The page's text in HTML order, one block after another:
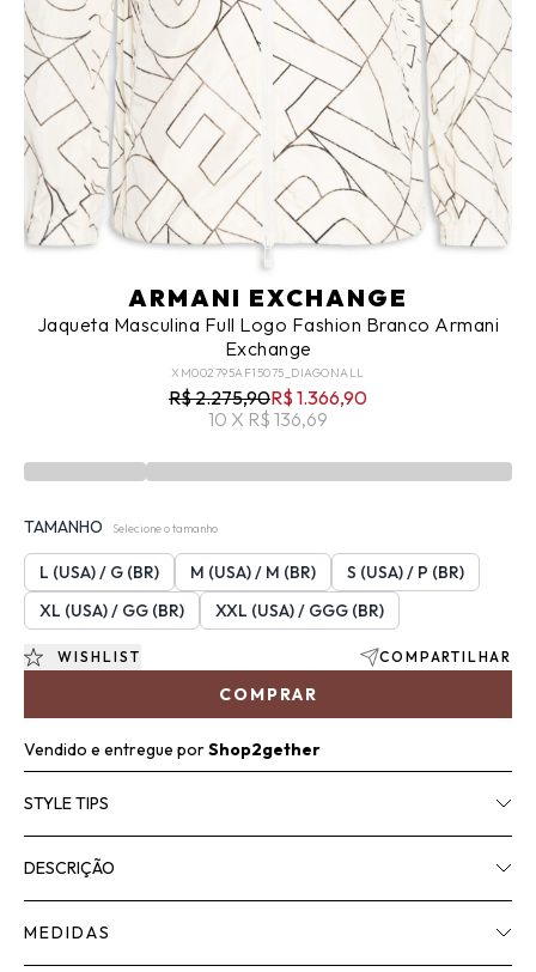
ARMANI EXCHANGE
Jaqueta Masculina Full Logo Fashion Branco Armani
Exchange
XM002795AF15075_DIAGONALL
R$ 2.275,90R$ 1.366,90
10 X R$ 136,69
TAMANHO Selecione o tamanho
L (USA) / G (BR) M (USA) / M (BR)
S (USA) / P (BR)
XL (USA) / GG (BR)
XXL (USA) / GGG (BR)
COMPRAR
WISHLIST COMPARTILHAR
Vendido e entregue porShop2gether
STYLE TIPS
DESCRIÇÃO
MEDIDAS